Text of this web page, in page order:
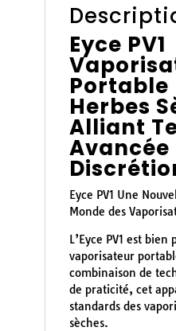
Eyce PV1
Portable
Herbes
Alliant
Avancée
Eyce PV1 Une
Monde des
L’Eyce PV1 est bien
vaporisateur
combinaison de
de praticité, cet
standards des
sèches.